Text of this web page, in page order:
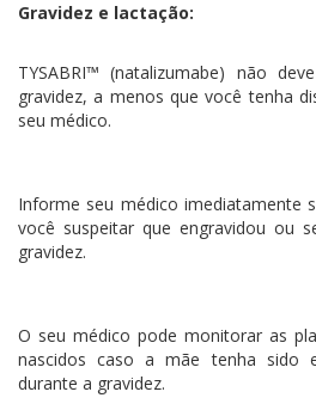
Gravidez e lactação:
TYSABRI™ (natalizumabe) não
gravidez, a menos que você tenha
seu médico.
Informe seu médico imediatamente
você suspeitar que engravidou ou
gravidez.
O seu médico pode monitorar as
nascidos caso a mãe tenha sido
durante a gravidez.